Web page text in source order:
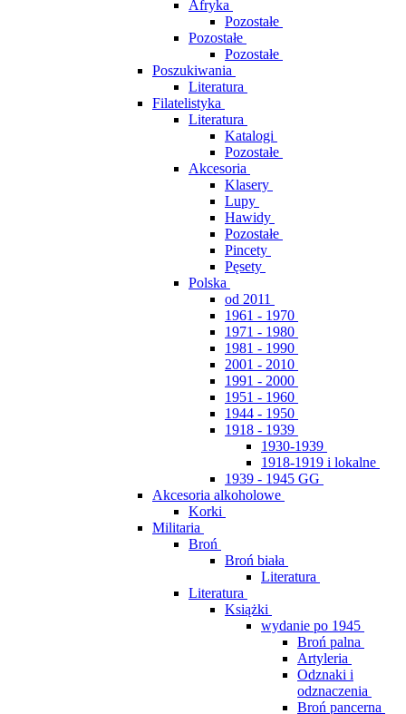
Afryka
Pozostałe
Pozostałe
Pozostałe
Poszukiwania
Literatura
Filatelistyka
Literatura
Katalogi
Pozostałe
Akcesoria
Klasery
Lupy
Hawidy
Pozostałe
Pincety
Pęsety
Polska
od 2011
1961 - 1970
1971 - 1980
1981 - 1990
2001 - 2010
1991 - 2000
1951 - 1960
1944 - 1950
1918 - 1939
1930-1939
1918-1919 i lokalne
1939 - 1945 GG
Akcesoria alkoholowe
Korki
Militaria
Broń
Broń biała
Literatura
Literatura
Książki
wydanie po 1945
Broń palna
Artyleria
Odznaki i
odznaczenia
Broń pancerna